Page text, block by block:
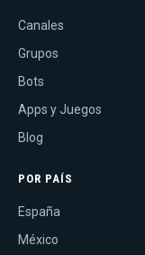
Canales
Grupos
Bots
Apps y Juegos
Blog
POR PAÍS
España
México